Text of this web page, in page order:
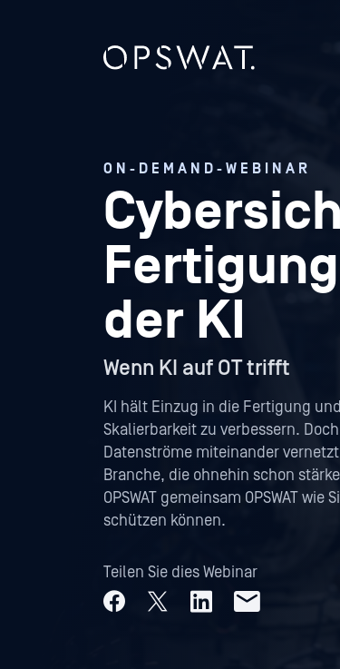
ON-DEMAND-WEBINAR
der KI
Wenn KI auf OT trifft
KI hält Einzug in die Fertigung
Skalierbarkeit zu verbessern.
Datenströme miteinander
Branche, die ohnehin schon
OPSWAT gemeinsam OPSWAT
schützen können.
Teilen Sie dies Webinar